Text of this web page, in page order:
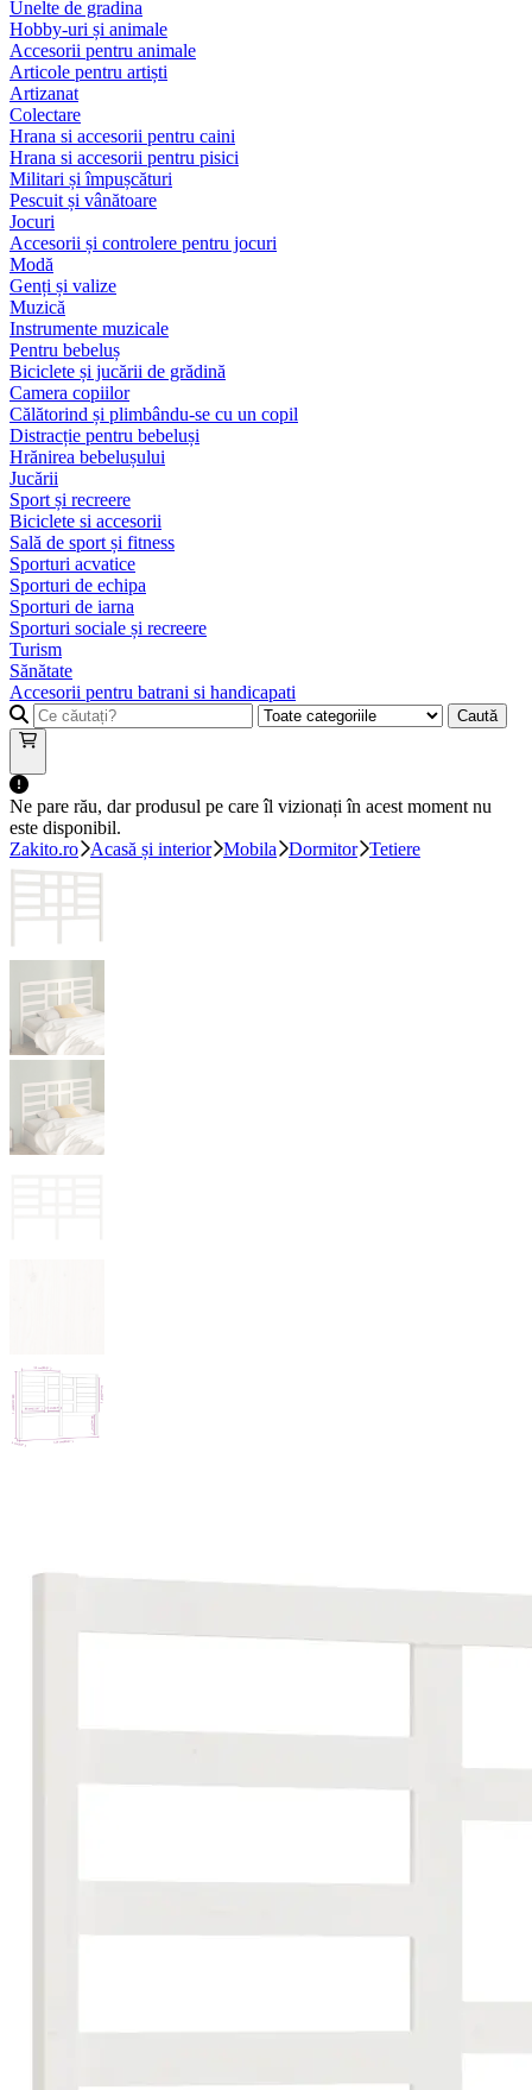
Unelte de gradina
Hobby-uri și animale
Accesorii pentru animale
Articole pentru artiști
Artizanat
Colectare
Hrana si accesorii pentru caini
Hrana si accesorii pentru pisici
Militari și împușcături
Pescuit și vânătoare
Jocuri
Accesorii și controlere pentru jocuri
Modă
Genți și valize
Muzică
Instrumente muzicale
Pentru bebeluș
Biciclete și jucării de grădină
Camera copiilor
Călătorind și plimbându-se cu un copil
Distracție pentru bebeluși
Hrănirea bebelușului
Jucării
Sport și recreere
Biciclete si accesorii
Sală de sport și fitness
Sporturi acvatice
Sporturi de echipa
Sporturi de iarna
Sporturi sociale și recreere
Turism
Sănătate
Accesorii pentru batrani si handicapati
Caută
Ne pare rău, dar produsul pe care îl vizionați în acest moment nu
este disponibil.
Zakito.ro
Acasă și interior Mobila Dormitor Tetiere